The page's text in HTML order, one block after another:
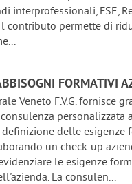
interprofessionali, FSE,
Il contributo permette di
FORMATIVI
Veneto F.V.G. fornisce
personalizzata
delle esigenze
un check-up
le esigenze
La consulen...